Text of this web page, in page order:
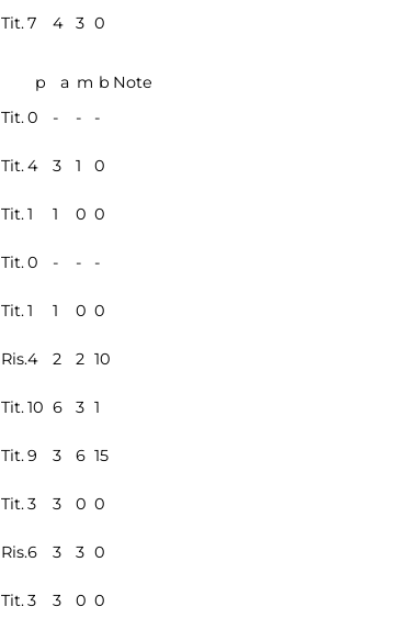
Tit.7 4 3 0
p a m b Note
Tit.0 - -
-
Tit.4 3 1
0
Tit.1 1 0 0
Tit.0 - -
-
Tit.1 1 0 0
Ris.4 2 2 10
Tit.10 6 3 1
Tit.9 3 6 15
Tit.3 3 0 0
Ris.6 3 3 0
Tit.3 3 0 0